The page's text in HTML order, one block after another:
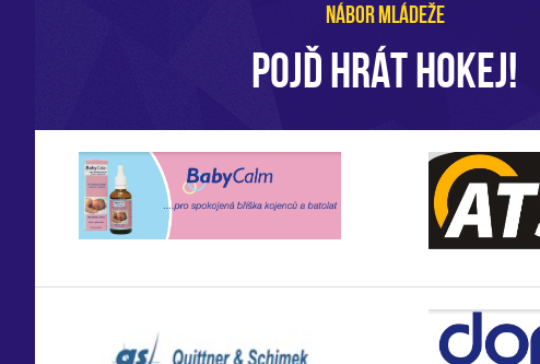
NÁBOR MLÁDEŽE
POJĎ HRÁT HOKEJ!